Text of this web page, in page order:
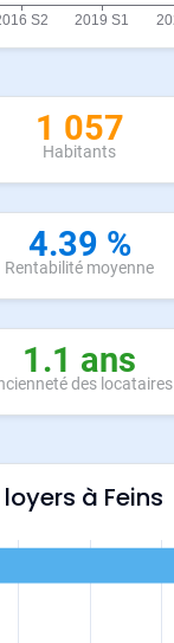
1 057
Habitants
4.39 %
Rentabilité moyenne
1.1 ans
des locataires
à Feins